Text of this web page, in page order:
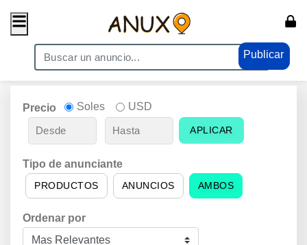
Publicar
Precio Soles USD
APLICAR
Tipo de anunciante
AMBOS
ANUNCIOS
PRODUCTOS
Ordenar por